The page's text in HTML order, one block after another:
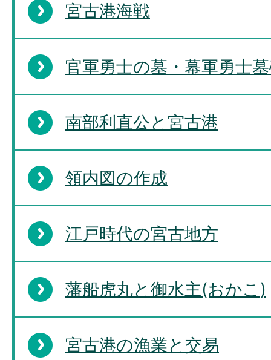
宮古港海戦
官軍勇士の墓・幕軍勇士
南部利直公と宮古港
領内図の作成
江戸時代の宮古地方
藩船虎丸と御水主(おかこ)
宮古港の漁業と交易